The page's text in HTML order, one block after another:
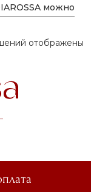
можно
отображены